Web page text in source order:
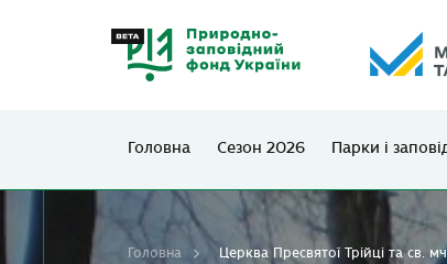
Головна Сезон 2026 Парки і
Головна Церква Пресвятої Трійці та св.